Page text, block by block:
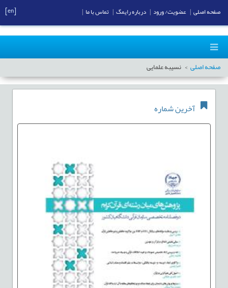
صفحه اصلی نسيبه علمایی
آخرین شماره
صفحه اصلی عضویت/ ورود درباره رایمگ تماس با ما